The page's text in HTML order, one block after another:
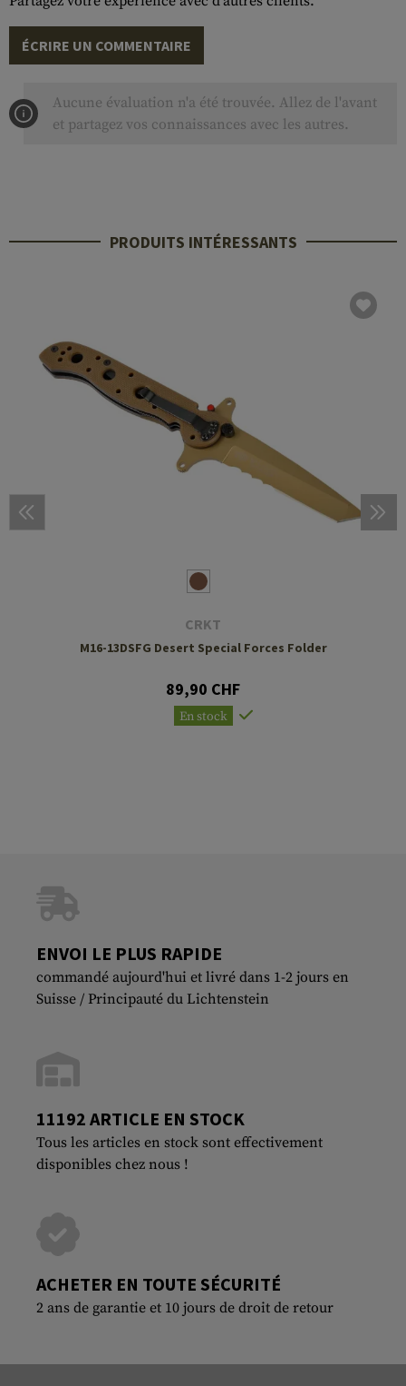
ÉCRIRE UN COMMENTAIRE
Aucune évaluation n'a été trouvée. Allez de l'avant
et partagez vos connaissances avec les autres.
PRODUITS INTÉRESSANTS
CRKT
M16-13DSFG Desert Special Forces Folder
89,90 CHF
En stock
ENVOI LE PLUS RAPIDE
commandé aujourd'hui et livré dans 1-2 jours en
Suisse / Principauté du Lichtenstein
11192 ARTICLE EN STOCK
Tous les articles en stock sont effectivement
disponibles chez nous !
ACHETER EN TOUTE SÉCURITÉ
2 ans de garantie et 10 jours de droit de retour